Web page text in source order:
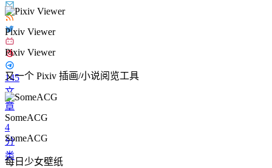
145
文
章
4
分
类
Pixiv Viewer
Pixiv Viewer
又一个 Pixiv 插画/小说阅览工具
SomeACG
SomeACG
每日少女壁纸